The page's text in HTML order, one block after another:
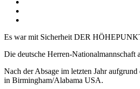
Es war mit Sicherheit DER
Die deutsche Herren-Nationalmannschaft
Nach der Absage im letzten Jahr
in Birmingham/Alabama USA.